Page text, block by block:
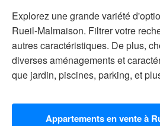
Explorez une grande variété
Rueil-Malmaison. Filtrer votre
autres caractéristiques. De plus,
diverses aménagements et
que jardin, piscines, parking, et
Appartements en vente à